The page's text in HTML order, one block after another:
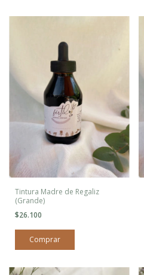
Tintura Madre de Regaliz
(Grande)
$26.100